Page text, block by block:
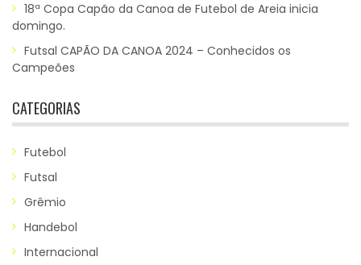
18ª Copa Capão da Canoa de Futebol de Areia inicia
domingo.
Futsal CAPÃO DA CANOA 2024 – Conhecidos os
Campeões
CATEGORIAS
Futebol
Futsal
Grêmio
Handebol
Internacional